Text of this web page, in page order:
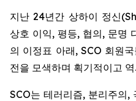
지난 24년간 상하이 정신
상호 이익, 평등, 협의, 문명
의 이정표 아래, SCO 회원
전을 모색하며 획기적이고
SCO는 테러리즘, 분리주의,